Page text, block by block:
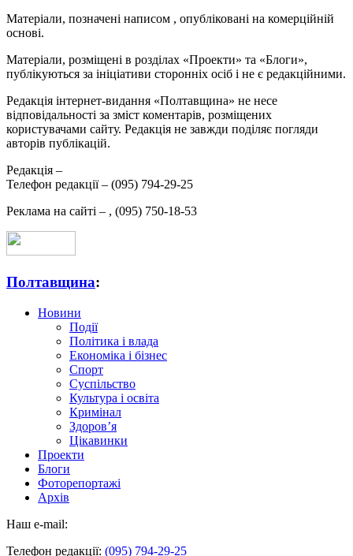
Матеріали, позначені написом , опубліковані на комерційній
основі.
Матеріали, розміщені в розділах «Проекти» та «Блоги»,
публікуються за ініціативи сторонніх осіб і не є редакційними.
Редакція інтернет-видання «Полтавщина» не несе
відповідальності за зміст коментарів, розміщених
користувачами сайту. Редакція не завжди поділяє погляди
авторів публікацій.
Редакція –
Телефон редакції – (095) 794-29-25
Реклама на сайті – , (095) 750-18-53
Полтавщина:
Новини
Події
Політика і влада
Економіка і бізнес
Спорт
Суспільство
Культура і освіта
Кримінал
Здоров’я
Цікавинки
Проекти
Блоги
Фоторепортажі
Архів
Наш e-mail:
Телефон редакції: (095) 794-29-25